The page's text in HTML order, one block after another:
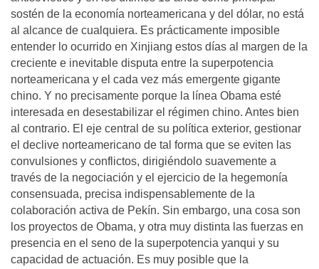
sostén de la economía norteamericana y del dólar, no está
al alcance de cualquiera. Es prácticamente imposible
entender lo ocurrido en Xinjiang estos días al margen de la
creciente e inevitable disputa entre la superpotencia
norteamericana y el cada vez más emergente gigante
chino. Y no precisamente porque la línea Obama esté
interesada en desestabilizar el régimen chino. Antes bien
al contrario. El eje central de su política exterior, gestionar
el declive norteamericano de tal forma que se eviten las
convulsiones y conflictos, dirigiéndolo suavemente a
través de la negociación y el ejercicio de la hegemonía
consensuada, precisa indispensablemente de la
colaboración activa de Pekín. Sin embargo, una cosa son
los proyectos de Obama, y otra muy distinta las fuerzas en
presencia en el seno de la superpotencia yanqui y su
capacidad de actuación. Es muy posible que la